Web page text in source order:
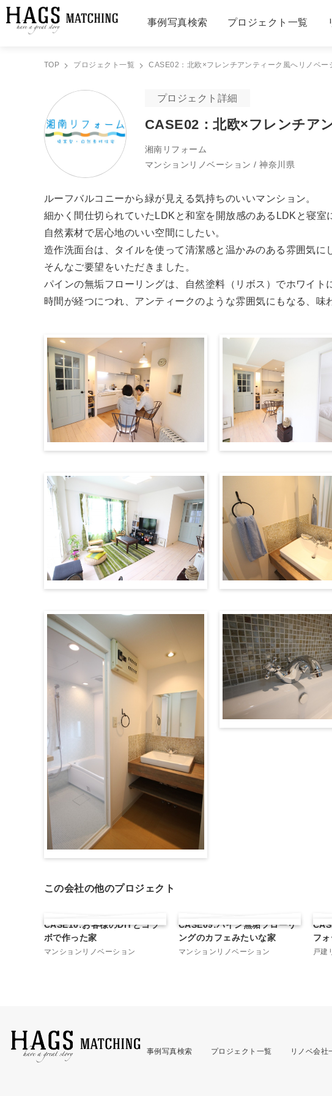
事例写真検索 プロジェクト一覧
TOP プロジェクト一覧 CASE02：北欧×フレンチアンティーク風へリノベー
プロジェクト詳細
CASE02：北欧×フレンチア
湘南リフォーム
マンションリノベーション / 神奈川県
ルーフバルコニーから緑が見える気持ちのいいマンション。
細かく間仕切られていたLDKと和室を開放感のあるLDKと寝室
自然素材で居心地のいい空間にしたい。
造作洗面台は、タイルを使って清潔感と温かみのある雰囲気に
そんなご要望をいただきました。
パインの無垢フローリングは、自然塗料（リボス）でホワイト
時間が経つにつれ、アンティークのような雰囲気にもなる、味
この会社の他のプロジェクト
CASE10:お客様のDIYとコラ
ボで作った家
マンションリノベーション
CASE09:パイン無垢フローリ
ングのカフェみたいな家
マンションリノベーション
フ
戸建
事例写真検索 プロジェクト一覧 リノベ会社